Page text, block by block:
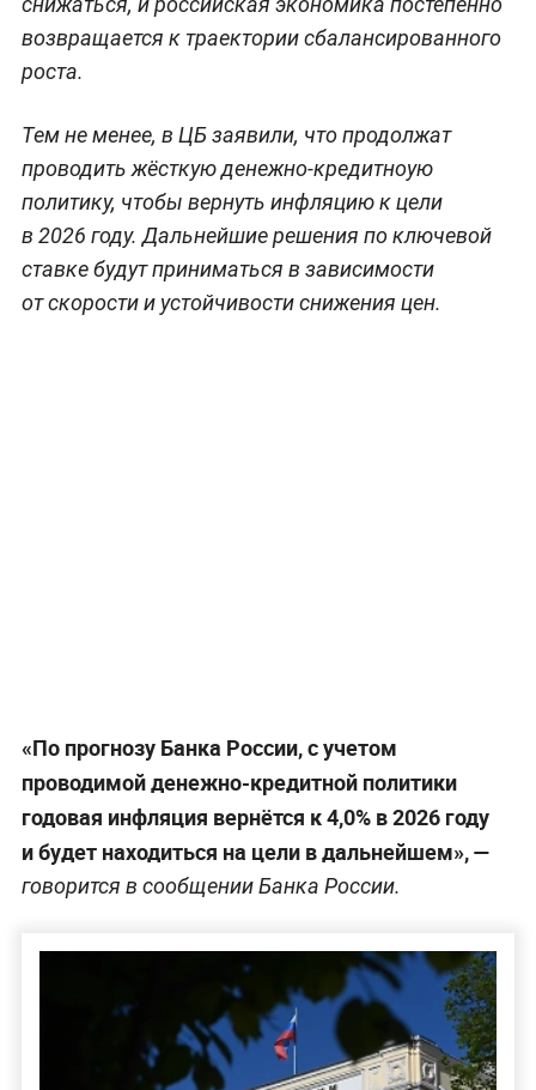
возвращается к траектории сбалансированного
роста.
Тем не менее, в ЦБ заявили, что продолжат
проводить жёсткую денежно-кредитноую
политику, чтобы вернуть инфляцию к цели
в 2026 году. Дальнейшие решения по ключевой
ставке будут приниматься в зависимости
от скорости и устойчивости снижения цен.
«По прогнозу Банка России, с учетом
проводимой денежно-кредитной политики
годовая инфляция вернётся к 4,0% в 2026 году
и будет находиться на цели в дальнейшем», —
говорится в сообщении Банка России.